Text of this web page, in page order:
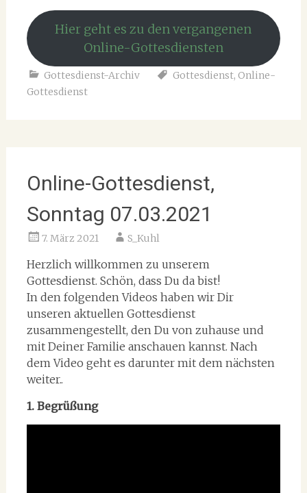
Hier geht es zu den vergangenen
Online-Gottesdiensten
Gottesdienst-Archiv Gottesdienst, Online-
Gottesdienst
Online-Gottesdienst,
Sonntag 07.03.2021
7. März 2021 S_Kuhl
Herzlich willkommen zu unserem
Gottesdienst. Schön, dass Du da bist!
In den folgenden Videos haben wir Dir
unseren aktuellen Gottesdienst
zusammengestellt, den Du von zuhause und
mit Deiner Familie anschauen kannst. Nach
dem Video geht es darunter mit dem nächsten
weiter..
1. Begrüßung